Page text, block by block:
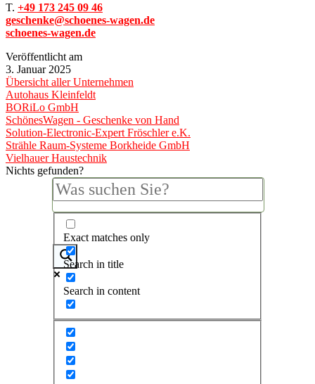
T. +49 173 245 09 46
geschenke@schoenes-wagen.de
schoenes-wagen.de
Veröffentlicht am
3. Januar 2025
Übersicht aller Unternehmen
Autohaus Kleinfeldt
BORiLo GmbH
SchönesWagen - Geschenke von Hand
Solution-Electronic-Expert Fröschler e.K.
Strähle Raum-Systeme Borkheide GmbH
Vielhauer Haustechnik
Nichts gefunden?
Exact matches only
Search in title
Search in content